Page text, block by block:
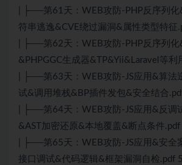
| ├──第61天：WEB攻防-PHP反序列化
符串逃逸&CVE绕过漏洞&属性类型特征
| ├──第62天：WEB攻防-PHP反序列化
&PHPGGC生成器&TP&Yii&Laravel等
| ├──第63天：WEB攻防-JS应用&算法
试&调用堆栈&BP插件发包&安全结合
| ├──第64天：WEB攻防-JS应用&反调
&AST加密还原&本地覆盖&断点条件
| ├──第65天：WEB攻防-JS应用&安全
接口调试&代码逻辑&框架漏洞自检.pdf